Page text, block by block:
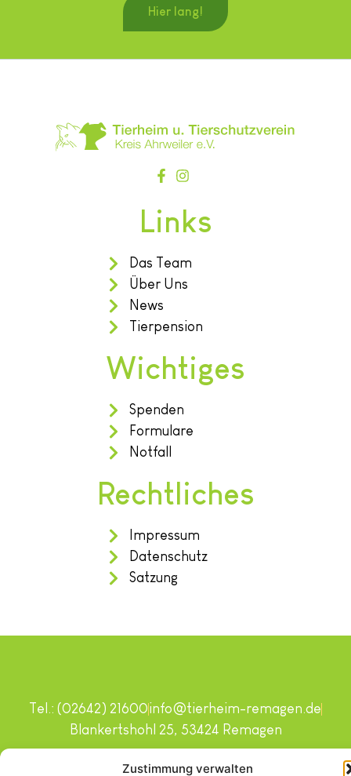
Zustimmung verwalten
Hier lang!
Links
Das Team
Über Uns
News
Tierpension
Wichtiges
Spenden
Formulare
Notfall
Rechtliches
Impressum
Datenschutz
Satzung
Copyright © 2024. Alle Rechte vorbehalten.
Tel.: (02642) 21600info@tierheim-remagen.de
Blankertshohl 25, 53424 Remagen